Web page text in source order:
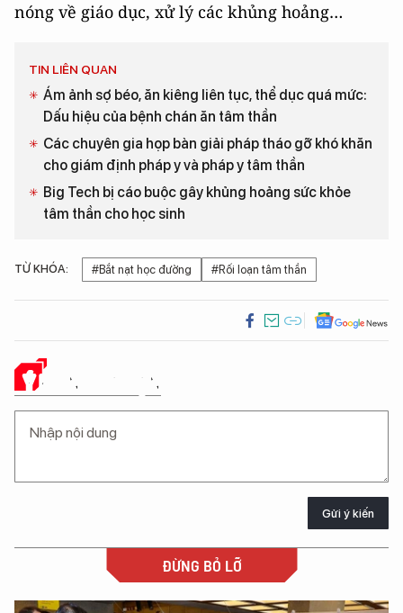
nóng về giáo dục, xử lý các khủng hoảng…
TIN LIÊN QUAN
Ám ảnh sợ béo, ăn kiêng liên tục, thể dục quá mức:
Dấu hiệu của bệnh chán ăn tâm thần
Các chuyên gia họp bàn giải pháp tháo gỡ khó khăn
cho giám định pháp y và pháp y tâm thần
Big Tech bị cáo buộc gây khủng hoảng sức khỏe
tâm thần cho học sinh
TỪ KHÓA: #Bắt nạt học đường #Rối loạn tâm thần
Ý KIẾN CỦA BẠN
Gửi ý kiến
ĐỪNG BỎ LỠ